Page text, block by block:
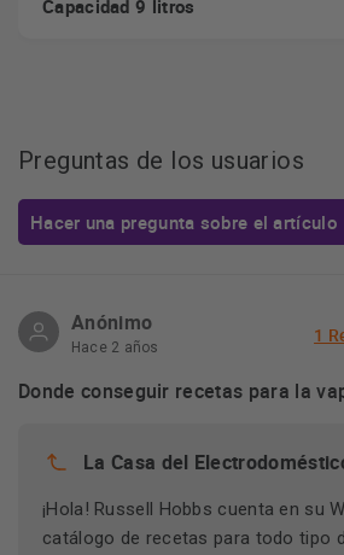
Capacidad 9 litros
Preguntas de los usuarios
Hacer una pregunta sobre el artículo
Anónimo
Hace 2 años
1
Donde conseguir recetas para la
La Casa del
¡Hola! Russell Hobbs cuenta en su
catálogo de recetas para todo tipo